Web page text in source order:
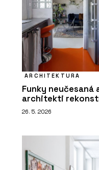
ARCHITEKTURA
Funky
architekti
26. 5. 2026